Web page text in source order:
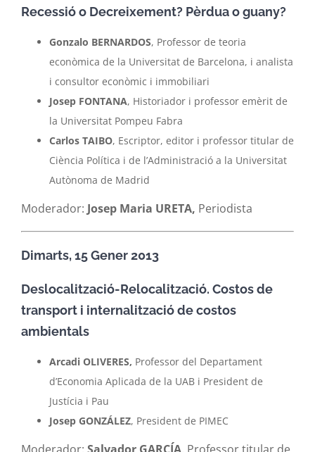
Recessió o Decreixement? Pèrdua o guany?
Gonzalo BERNARDOS, Professor de teoria
econòmica de la Universitat de Barcelona, i analista
i consultor econòmic i immobiliari
Josep FONTANA, Historiador i professor emèrit de
la Universitat Pompeu Fabra
Carlos TAIBO, Escriptor, editor i professor titular de
Ciència Política i de l’Administració a la Universitat
Autònoma de Madrid
Moderador: Josep Maria URETA, Periodista
Dimarts, 15 Gener 2013
Deslocalització-Relocalització. Costos de
transport i internalització de costos
ambientals
Arcadi OLIVERES, Professor del Departament
d’Economia Aplicada de la UAB i President de
Justícia i Pau
Josep GONZÁLEZ, President de PIMEC